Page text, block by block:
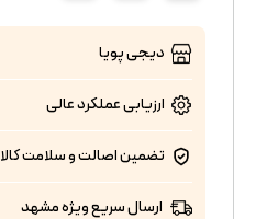
دیجی پویا
ارزیابی عملکردعالی
تضمین اصالت و سلامت کالا
ارسال سریع ویژه مشهد